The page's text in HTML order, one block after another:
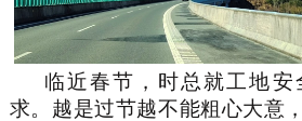
临近春节，时总就工地
求。越是过节越不能粗心大意